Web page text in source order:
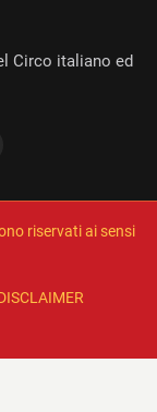
Circo italiano ed
riservati ai sensi